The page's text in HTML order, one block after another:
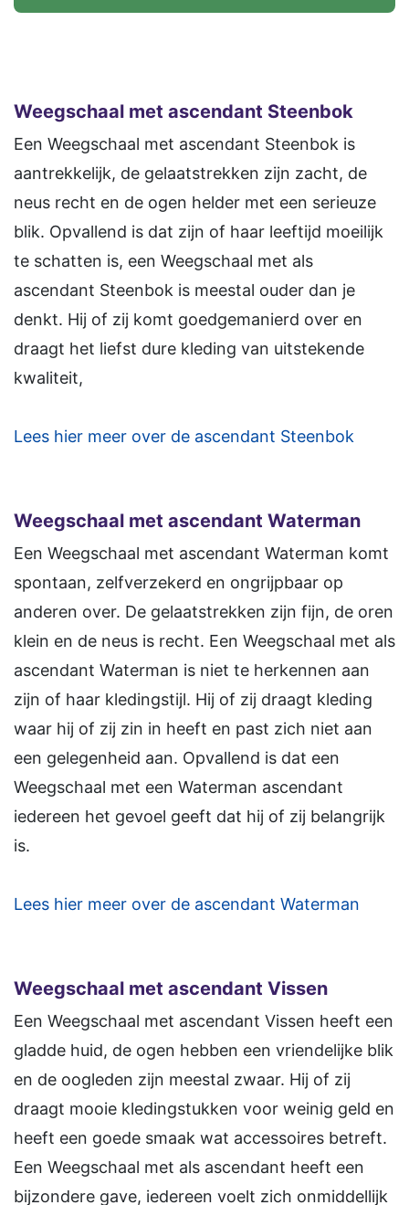
Weegschaal met ascendant Steenbok
Een Weegschaal met ascendant Steenbok is
aantrekkelijk, de gelaatstrekken zijn zacht, de
neus recht en de ogen helder met een serieuze
blik. Opvallend is dat zijn of haar leeftijd moeilijk
te schatten is, een Weegschaal met als
ascendant Steenbok is meestal ouder dan je
denkt. Hij of zij komt goedgemanierd over en
draagt het liefst dure kleding van uitstekende
kwaliteit,
Lees hier meer over de ascendant Steenbok
Weegschaal met ascendant Waterman
Een Weegschaal met ascendant Waterman komt
spontaan, zelfverzekerd en ongrijpbaar op
anderen over. De gelaatstrekken zijn fijn, de oren
klein en de neus is recht. Een Weegschaal met als
ascendant Waterman is niet te herkennen aan
zijn of haar kledingstijl. Hij of zij draagt kleding
waar hij of zij zin in heeft en past zich niet aan
een gelegenheid aan. Opvallend is dat een
Weegschaal met een Waterman ascendant
iedereen het gevoel geeft dat hij of zij belangrijk
is.
Lees hier meer over de ascendant Waterman
Weegschaal met ascendant Vissen
Een Weegschaal met ascendant Vissen heeft een
gladde huid, de ogen hebben een vriendelijke blik
en de oogleden zijn meestal zwaar. Hij of zij
draagt mooie kledingstukken voor weinig geld en
heeft een goede smaak wat accessoires betreft.
Een Weegschaal met als ascendant heeft een
bijzondere gave, iedereen voelt zich onmiddellijk